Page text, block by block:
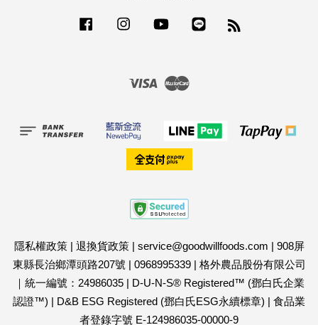
Facebook Instagram YouTube
Visa
隱私權政策| 退換貨政策| service@goodwillfoods.com | 908屏
東縣長治鄉潭頭路207號 | 0968995339| 格外農品股份有限公司
｜統一編號：24986035| D-U-N-S® Registered™ (鄧白氏企業
認證™) | D&B ESG Registered (鄧白氏ESG永續標章) | 食品業
者登錄字號 E-124986035-00000-9